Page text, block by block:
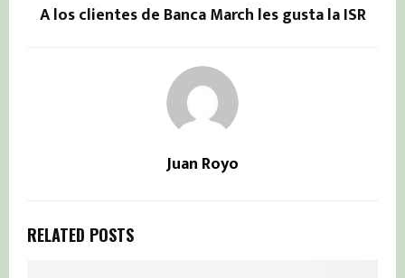
A los clientes de Banca March les gusta la ISR
Juan Royo
RELATED POSTS